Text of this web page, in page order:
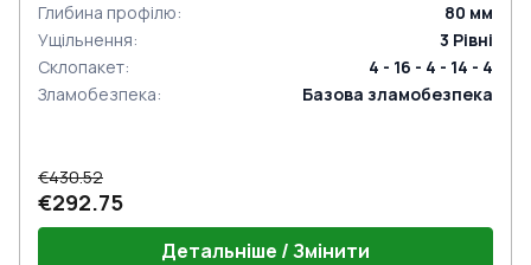
Глибина профілю: 80 мм
Ущільнення: 3 Рівні
Склопакет:
4 - 16 - 4 - 14 - 4
Зламобезпека: Базова зламобезпека
€430.52
€292.75
Детальніше / Змінити